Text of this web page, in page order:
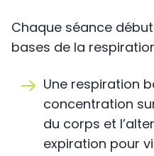
Chaque séance
bases de la
Une respiration
concentration
du corps et
expiration pour